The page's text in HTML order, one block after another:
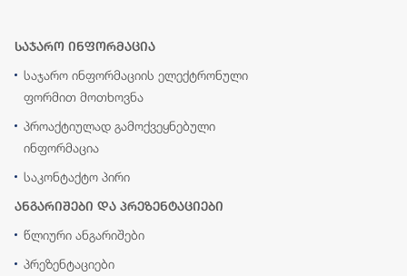
საჯარო ინფორმაცია
საჯარო ინფორმაციის ელექტრონული
ფორმით მოთხოვნა
პროაქტიულად გამოქვეყნებული
ინფორმაცია
საკონტაქტო პირი
ანგარიშები და პრეზენტაციები
წლიური ანგარიშები
პრეზენტაციები